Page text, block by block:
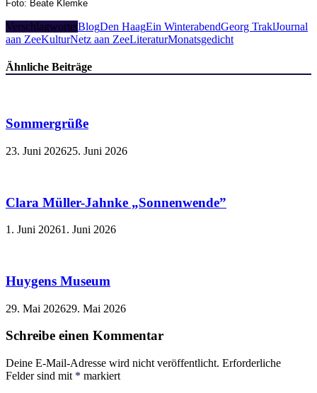
Foto: Beate Klemke
VerschlagwortetBlogDen HaagEin WinterabendGeorg TraklJournal
aan ZeeKulturNetz aan ZeeLiteraturMonatsgedicht
Ähnliche Beiträge
Sommergrüße
23. Juni 202625. Juni 2026
Clara Müller-Jahnke „Sonnenwende”
1. Juni 20261. Juni 2026
Huygens Museum
29. Mai 202629. Mai 2026
Schreibe einen Kommentar
Deine E-Mail-Adresse wird nicht veröffentlicht. Erforderliche
Felder sind mit * markiert